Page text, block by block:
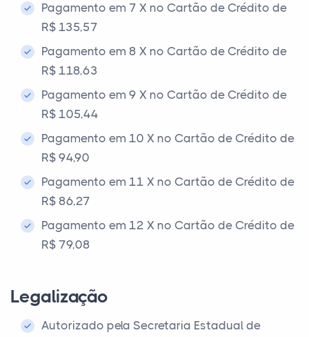
Pagamento em 7 X no Cartão de Crédito de
R$ 135,57
Pagamento em 8 X no Cartão de Crédito de
R$ 118,63
Pagamento em 9 X no Cartão de Crédito de
R$ 105,44
Pagamento em 10 X no Cartão de Crédito de
R$ 94,90
Pagamento em 11 X no Cartão de Crédito de
R$ 86,27
Pagamento em 12 X no Cartão de Crédito de
R$ 79,08
Legalização
Autorizado pela Secretaria Estadual de